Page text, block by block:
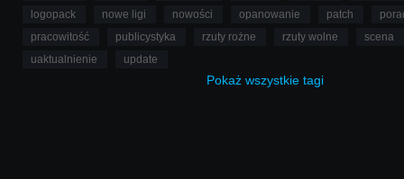
logopack
nowe ligi nowości opanowanie patch
pracowitość
publicystyka rzuty rożne rzuty wolne
scena
uaktualnienie
update
Pokaż wszystkie tagi